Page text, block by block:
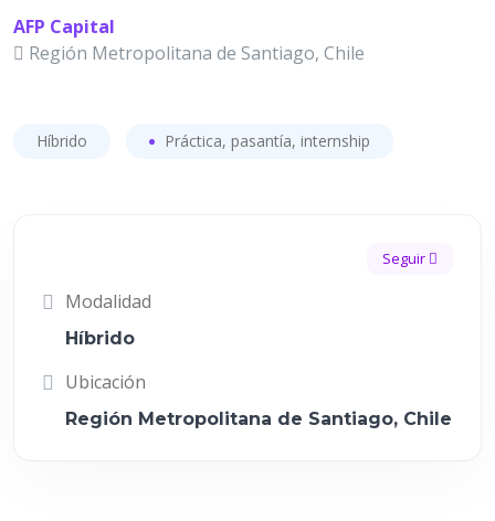
AFP Capital
Región Metropolitana de Santiago, Chile
Híbrido Práctica, pasantía, internship
Seguir
Modalidad
Híbrido
Ubicación
Región Metropolitana de Santiago, Chile